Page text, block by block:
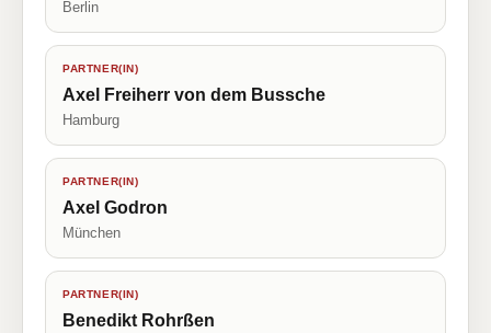
Berlin
PARTNER(IN)
Axel Freiherr von dem Bussche
Hamburg
PARTNER(IN)
Axel Godron
München
PARTNER(IN)
Benedikt Rohrßen